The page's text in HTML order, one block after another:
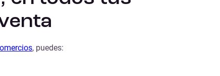
, puedes: